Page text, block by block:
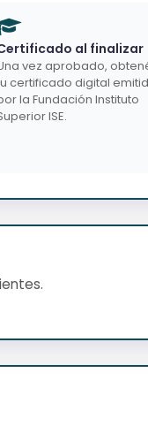
al finalizar
vez aprobado,
certificado digital
la Fundación Instituto
ISE.